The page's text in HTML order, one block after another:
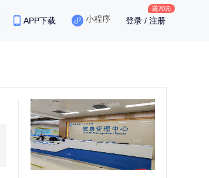
APP下载 小程序 登录 / 注册